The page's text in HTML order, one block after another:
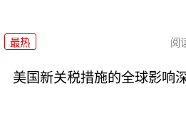
最热 阅
美国新关税措施的全球影响